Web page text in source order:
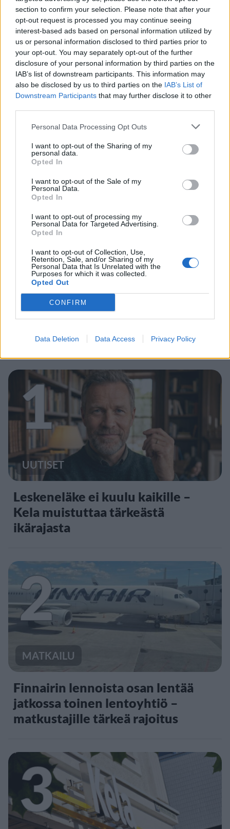
section to confirm your selection. Please note that after your
opt-out request is processed you may continue seeing
interest-based ads based on personal information utilized by
us or personal information disclosed to third parties prior to
your opt-out. You may separately opt-out of the further
disclosure of your personal information by third parties on the
IAB’s list of downstream participants. This information may
also be disclosed by us to third parties on the IAB’s List of
Downstream Participants that may further disclose it to other
Personal Data Processing Opt Outs
I want to opt-out of the Sharing of my
personal data.
Opted In
I want to opt-out of the Sale of my
Personal Data.
Opted In
I want to opt-out of processing my
Personal Data for Targeted Advertising.
Opted In
I want to opt-out of Collection, Use,
Retention, Sale, and/or Sharing of my
Personal Data that Is Unrelated with the
Purposes for which it was collected.
Opted Out
CONFIRM
Data Deletion Data Access Privacy Policy
1
UUTISET
Leskeneläke ei kuulu kaikille –
Kela muistuttaa tärkeästä
ikärajasta
2
MATKAILU
Finnairin lennoista osan lentää
jatkossa toinen lentoyhtiö –
matkustajille tärkeä rajoitus
3